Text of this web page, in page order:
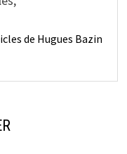
de Hugues Bazin